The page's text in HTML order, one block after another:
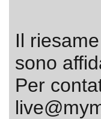
Il
sono
Per